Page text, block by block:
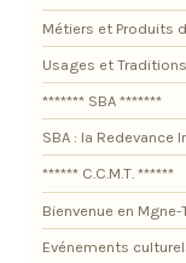
Métiers et Produits
Usages et Traditions
******* SBA *******
SBA : la Redevance
****** C.C.M.T. ******
Bienvenue en
Evénements